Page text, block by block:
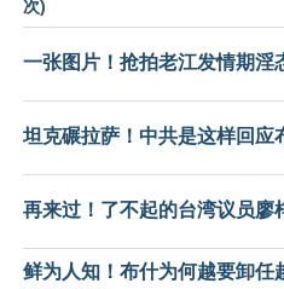
次)
一张图片！抢拍老江发情期淫
坦克碾拉萨！中共是这样回应
再来过！了不起的台湾议员廖
鲜为人知！布什为何越要卸任